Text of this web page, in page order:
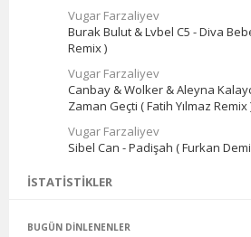
Vugar Farzaliyev
Burak Bulut & Lvbel C5 - Diva
Remix )
Vugar Farzaliyev
Canbay & Wolker & Aleyna
Zaman Geçti ( Fatih Yılmaz Remix
Vugar Farzaliyev
Sibel Can - Padişah ( Furkan
İSTATISTIKLER
BUGÜN DINLENENLER